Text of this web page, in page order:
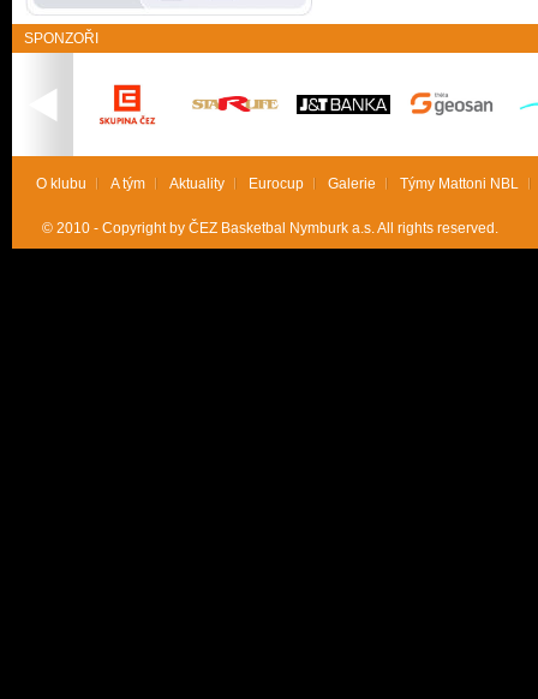
SPONZOŘI
O klubu A tým Aktuality Eurocup Galerie Týmy Mattoni NBL
© 2010 - Copyright by ČEZ Basketbal Nymburk a.s. All rights reserved.